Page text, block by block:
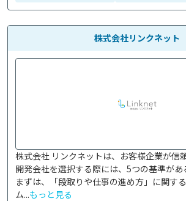
株式会社リンクネット
株式会社 リンクネットは、お客様企業が信
開発会社を選択する際には、5つの基準があ
まずは、「段取りや仕事の進め方」に関す
ム...もっと見る